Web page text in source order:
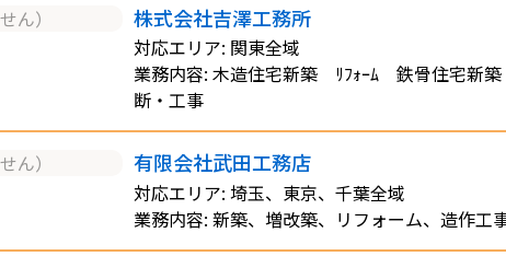
ん） 株式会社吉澤工務所
対応エリア: 関東全域
業務内容: 木造住宅新築 ﾘﾌｫｰﾑ 鉄骨住宅新
断・工事
ん） 有限会社武田工務店
対応エリア: 埼玉、東京、千葉全域
業務内容: 新築、増改築、リフォーム、造作工